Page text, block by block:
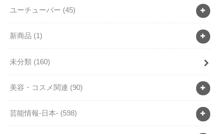
ユーチューバー (45)
新商品 (1)
未分類 (160)
美容・コスメ関連 (90)
芸能情報-日本- (598)